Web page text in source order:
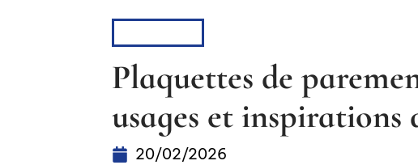
Plaquettes de
usages et inspirations
20/02/2026